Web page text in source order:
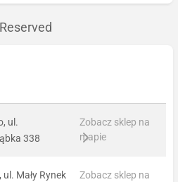
ul.
338
Zobacz sklep na
mapie
Mały Rynek
Zobacz sklep na